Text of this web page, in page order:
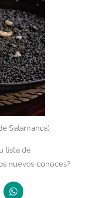
Salamanca)
lista de
nuevos conoces?